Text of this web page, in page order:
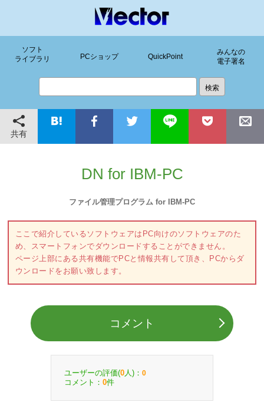
ソフト
ライブラリ
PCショップ QuickPoint
みんなの
電子署名
共有
DN for IBM-PC
ファイル管理プログラム for IBM-PC
ここで紹介しているソフトウェアはPC向けのソフトウェアのた
め、スマートフォンでダウンロードすることができません。
ページ上部にある共有機能でPCと情報共有して頂き、PCからダ
ウンロードをお願い致します。
コメント
ユーザーの評価(0 人)： 0
コメント： 0件